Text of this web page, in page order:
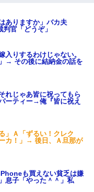
ありますか」バカ夫
官「どうぞ」
入りするわけじゃない。
→ その後に結納金の話を
れじゃあ皆に祝ってもら
ーティー→俺『皆に祝え
」Ａ「ずるい！クレク
カ！」→ 後日、Ａ旦那が
も買えない貧乏は嫌
息子「やった＾＾」私